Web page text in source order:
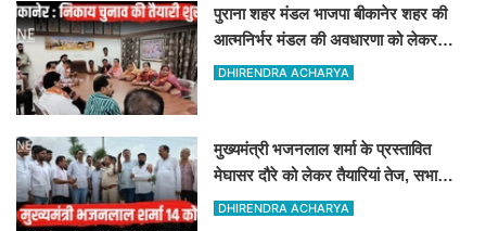
पुराना शहर मंडल भाजपा बीकानेर शहर की
आत्मनिर्भर मंडल की अवधारणा को लेकर
मासिक एवं निकाय चुनाव की तैयारी बैठक
DHIRENDRA ACHARYA
मुख्यमंत्री भजनलाल शर्मा के प्रस्तावित
मेघासर दौरे को लेकर तैयारियां तेज, सभा
स्थल का लिया जायजा
DHIRENDRA ACHARYA